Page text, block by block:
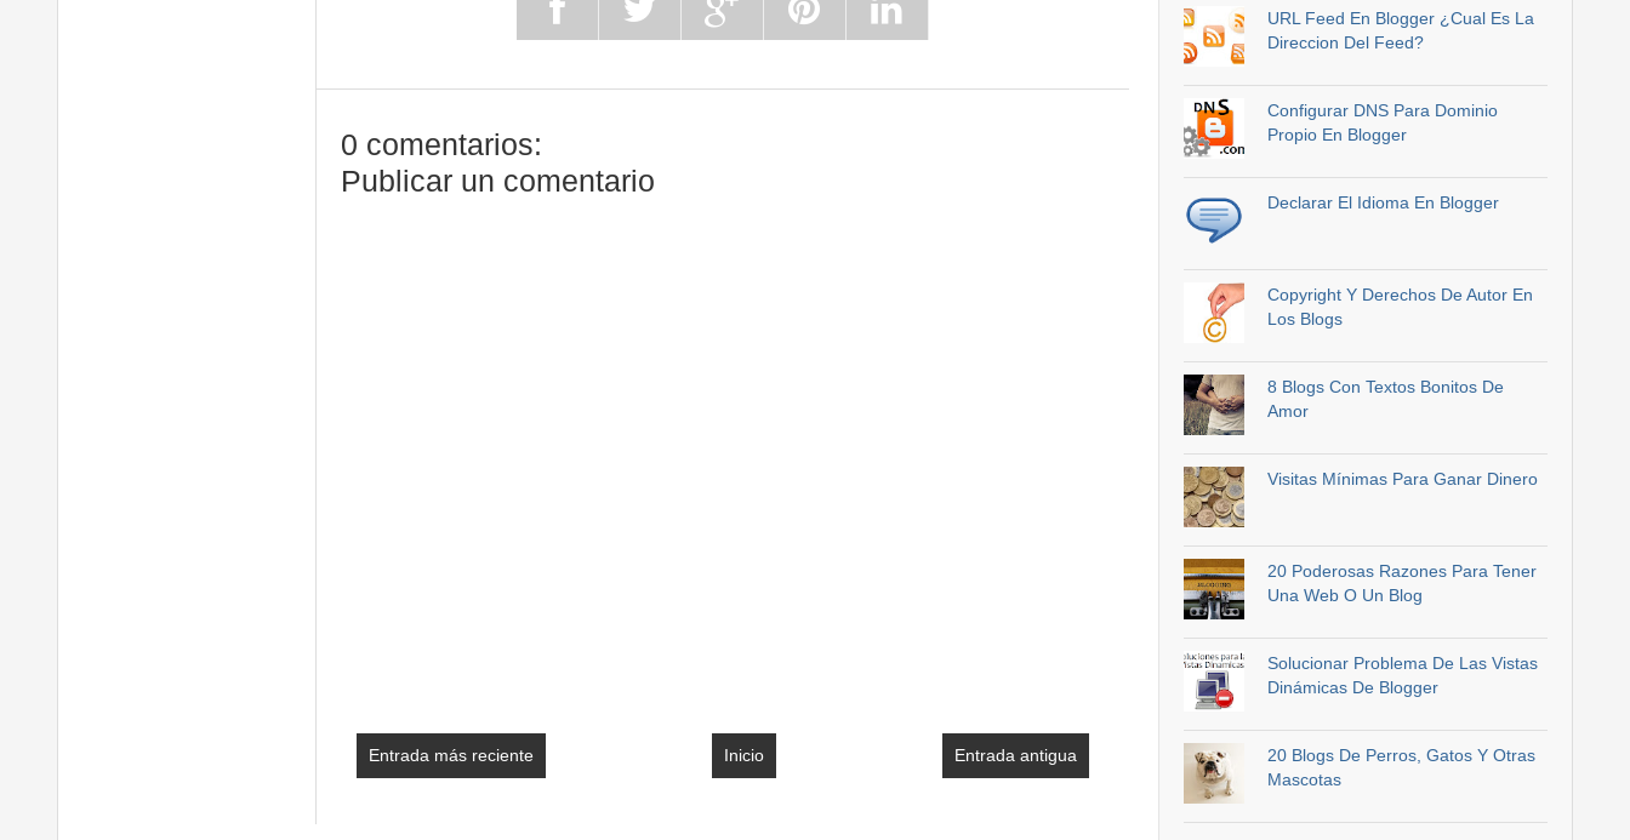
0 comentarios:
Publicar un comentario
Entrada más reciente Entrada antigua
Inicio
URL Feed En Blogger ¿Cual Es La
Direccion Del Feed?
Configurar DNS Para Dominio
Propio En Blogger
Declarar El Idioma En Blogger
Copyright Y Derechos De Autor En
Los Blogs
8 Blogs Con Textos Bonitos De
Amor
Visitas Mínimas Para Ganar Dinero
20 Poderosas Razones Para Tener
Una Web O Un Blog
Solucionar Problema De Las Vistas
Dinámicas De Blogger
20 Blogs De Perros, Gatos Y Otras
Mascotas